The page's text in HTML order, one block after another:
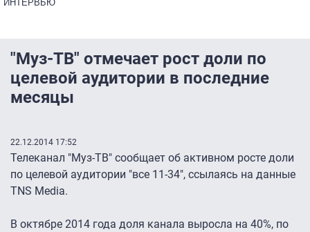
ИНТЕРВЬЮ
"Муз-ТВ" отмечает рост доли по
целевой аудитории в последние
месяцы
22.12.2014 17:52
Телеканал "Муз-ТВ" сообщает об активном росте доли
по целевой аудитории "все 11-34", ссылаясь на данные
TNS Media.
В октябре 2014 года доля канала выросла на 40%, по